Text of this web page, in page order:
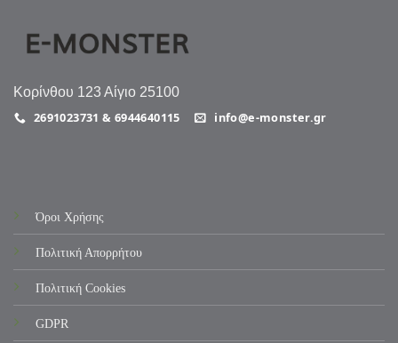
Κορίνθου 123 Αίγιο 25100
2691023731 & 6944640115 info@e-monster.gr
Όροι Χρήσης
Πολιτική Απορρήτου
Πολιτική Cookies
GDPR